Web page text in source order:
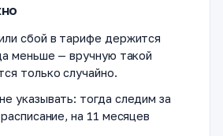
сбой в тарифе держится
меньше — вручную такой
только случайно.
указывать: тогда следим за
на 11 месяцев